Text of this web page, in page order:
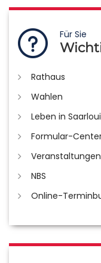
Für Sie
Rathaus
Wahlen
Leben in
Formular-
Veranstaltungen
NBS
Online-